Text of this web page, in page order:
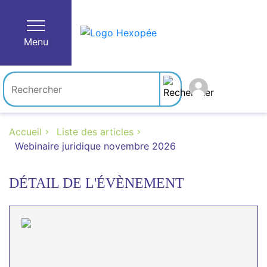
Menu
Accueil
Liste des articles
Webinaire juridique novembre 2026
DÉTAIL DE L'ÉVÈNEMENT